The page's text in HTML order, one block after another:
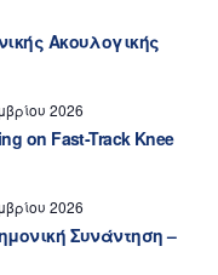
Ακουλογικής
2026
on Fast-Track Knee
2026
Συνάντηση –